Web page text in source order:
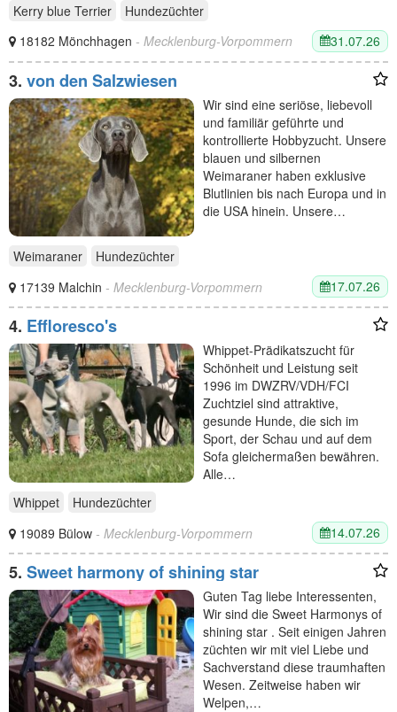
Kerry blue Terrier
Hundezüchter
18182 Mönchhagen - Mecklenburg-Vorpommern 31.07.26
3. von den Salzwiesen
Wir sind eine seriöse, liebevoll
und familiär geführte und
kontrollierte Hobbyzucht. Unsere
blauen und silbernen
Weimaraner haben exklusive
Blutlinien bis nach Europa und in
die USA hinein. Unsere…
Weimaraner
Hundezüchter
17139 Malchin - Mecklenburg-Vorpommern 17.07.26
4. Effloresco's
Whippet-Prädikatszucht für
Schönheit und Leistung seit
1996 im DWZRV/VDH/FCI
Zuchtziel sind attraktive,
gesunde Hunde, die sich im
Sport, der Schau und auf dem
Sofa gleichermaßen bewähren.
Alle…
Whippet
Hundezüchter
19089 Bülow - Mecklenburg-Vorpommern 14.07.26
5. Sweet harmony of shining star
Guten Tag liebe Interessenten,
Wir sind die Sweet Harmonys of
shining star . Seit einigen Jahren
züchten wir mit viel Liebe und
Sachverstand diese traumhaften
Wesen. Zeitweise haben wir
Welpen,…